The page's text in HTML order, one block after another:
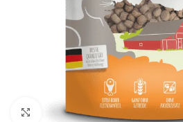
Zum Vergrößern klicken